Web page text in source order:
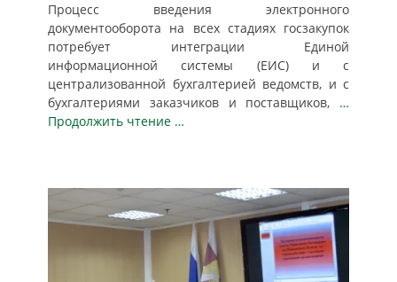
Процесс введения электронного
документооборота на всех стадиях госзакупок
потребует интеграции Единой
информационной системы (ЕИС) и с
централизованной бухгалтерией ведомств, и с
бухгалтериями заказчиков и поставщиков, …
Продолжить чтение …